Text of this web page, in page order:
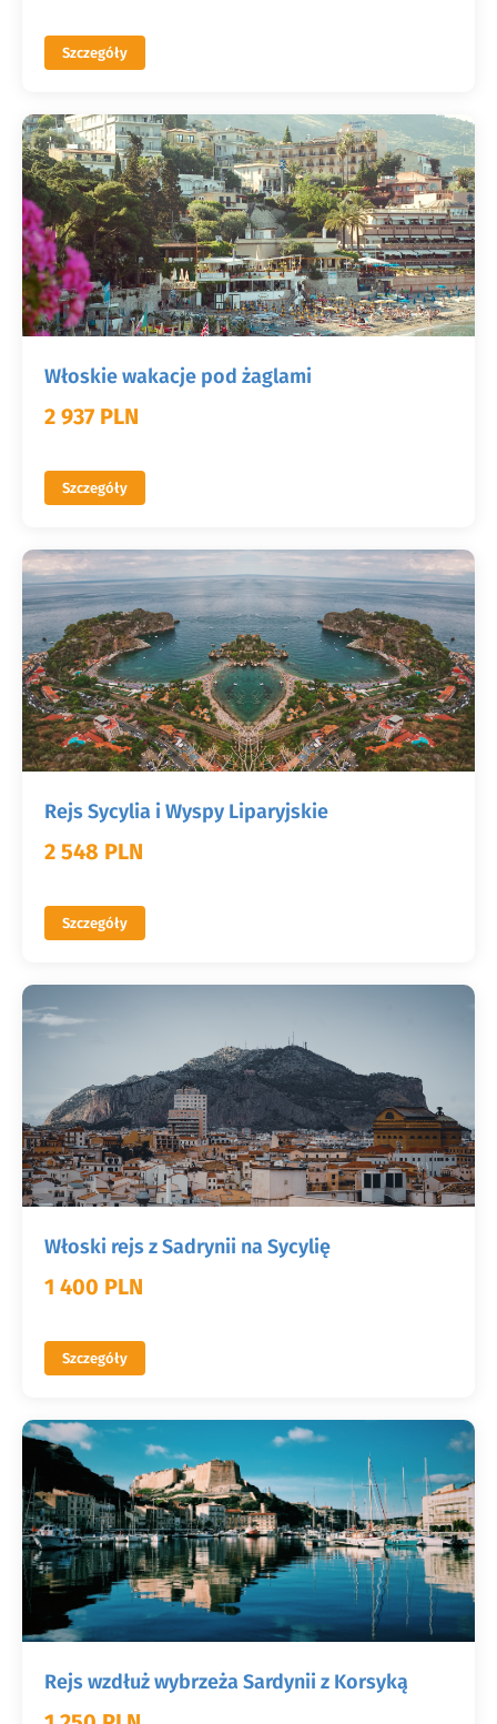
Szczegóły
Włoskie wakacje pod żaglami
2 937 PLN
Szczegóły
Rejs Sycylia i Wyspy Liparyjskie
2 548 PLN
Szczegóły
Włoski rejs z Sadrynii na Sycylię
1 400 PLN
Szczegóły
Rejs wzdłuż wybrzeża Sardynii z Korsyką